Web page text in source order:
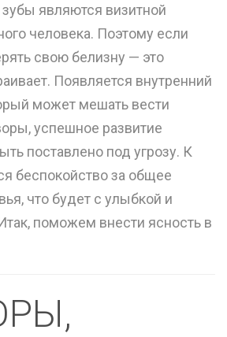
являются визитной
человека. Поэтому если
свою белизну — это
Появляется внутренний
может мешать вести
успешное развитие
поставлено под угрозу. К
беспокойство за общее
что будет с улыбкой и
поможем внести ясность в